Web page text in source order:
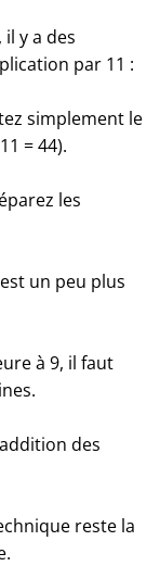
y a des
par 11 :
simplement le
= 44).
les
un peu plus
à 9, il faut
des
reste la